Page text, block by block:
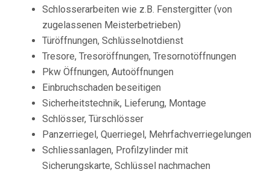
Schlosserarbeiten wie z.B. Fenstergitter (von
zugelassenen Meisterbetrieben)
Türöffnungen, Schlüsselnotdienst
Tresore, Tresoröffnungen, Tresornotöffnungen
Pkw Öffnungen, Autoöffnungen
Einbruchschaden beseitigen
Sicherheitstechnik, Lieferung, Montage
Schlösser, Türschlösser
Panzerriegel, Querriegel, Mehrfachverriegelungen
Schliessanlagen, Profilzylinder mit
Sicherungskarte, Schlüssel nachmachen